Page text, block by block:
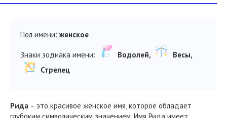
Пол имени: женское
Знаки зодиака имени: Водолей,
Весы,
Стрелец
Рида – это красивое женское имя, которое обладает